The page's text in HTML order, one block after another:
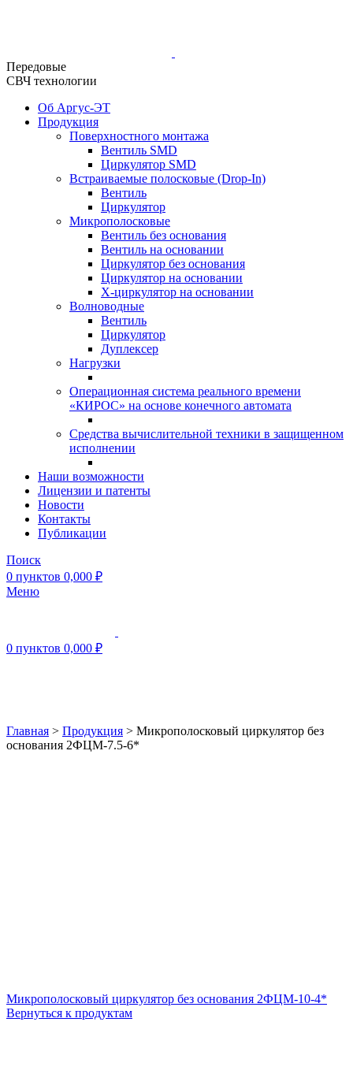
Передовые
СВЧ технологии
Об Аргус-ЭТ
Продукция
Поверхностного монтажа
Вентиль SMD
Циркулятор SMD
Встраиваемые полосковые (Drop-In)
Вентиль
Циркулятор
Микрополосковые
Вентиль без основания
Вентиль на основании
Циркулятор без основания
Циркулятор на основании
Х-циркулятор на основании
Волноводные
Вентиль
Циркулятор
Дуплексер
Нагрузки
Операционная система реального времени
«КИРОС» на основе конечного автомата
Средства вычислительной техники в защищенном
исполнении
Наши возможности
Лицензии и патенты
Новости
Контакты
Публикации
Поиск
0 пунктов 0,000 ₽
Меню
0 пунктов 0,000 ₽
Главная > Продукция > Микрополосковый циркулятор без
основания 2ФЦМ-7.5-6*
Микрополосковый циркулятор без основания 2ФЦМ-10-4*
Вернуться к продуктам